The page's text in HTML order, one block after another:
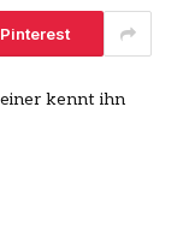
Pinterest